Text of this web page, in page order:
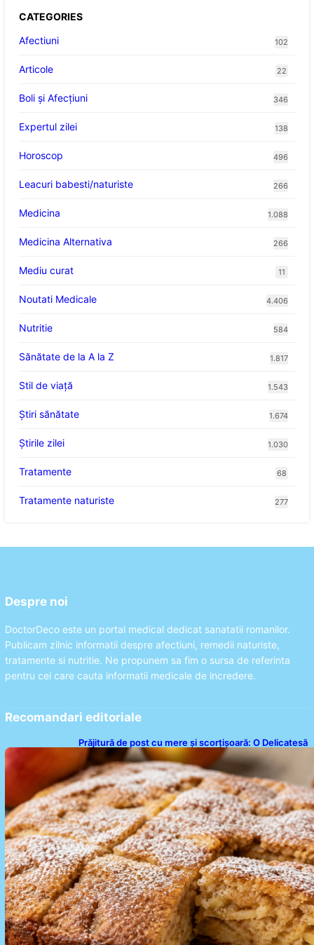
CATEGORIES
Afectiuni
102
Articole 22
Boli și Afecțiuni 346
Expertul zilei 138
Horoscop 496
Leacuri babesti/naturiste 266
Medicina 1.088
Medicina Alternativa 266
Mediu curat 11
Noutati Medicale 4.406
Nutritie 584
Sănătate de la A la Z 1.817
Stil de viaţă 1.543
Ştiri sănătate 1.674
Știrile zilei 1.030
Tratamente 68
Tratamente naturiste 277
Despre noi
DoctorDeco este un portal medical dedicat sanatatii romanilor.
Publicam zilnic informatii despre afectiuni, remedii naturiste,
tratamente si nutritie. Ne propunem sa fim o sursa de referinta
pentru cei care cauta informatii medicale de incredere.
Recomandari editoriale
Prăjitură de post cu mere și scorțișoară: O Delicatesă
Dulce pentru Postul Adormirii Maicii Domnului